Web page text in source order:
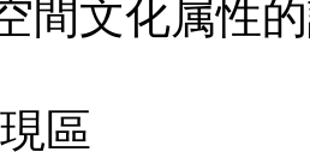
間文化属性
區